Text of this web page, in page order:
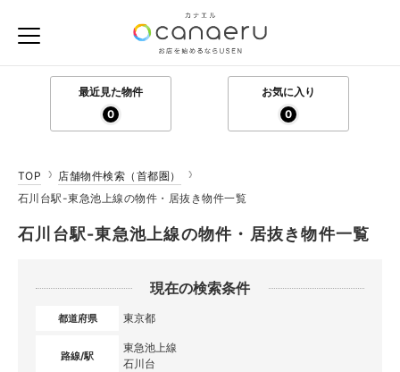
最近見た物件
0
お気に入り
0
TOP
店舗物件検索（首都圏）
石川台駅-東急池上線の物件・居抜き物件一覧
石川台駅-東急池上線の物件・居抜き物件一覧
現在の検索条件
都道府県 東京都
路線/駅
東急池上線
石川台